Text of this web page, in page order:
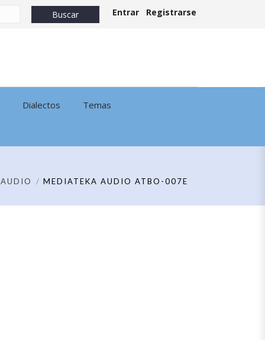
Entrar Registrarse
Dialectos Temas
AUDIO MEDIATEKA AUDIO ATBO-007E